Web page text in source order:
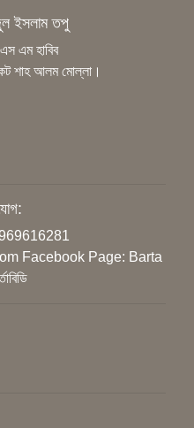
কাপাসিয়ার গণমাধ্যমকর্মীরা
আত্মত্যাগ ইতিহাসে
সম্মান করুন, সংবিধান সংস্কার
করুন’
ইসলাম তপু
এম হাবিব
শাহ আলম মোল্লা।
Facebook Page: Barta